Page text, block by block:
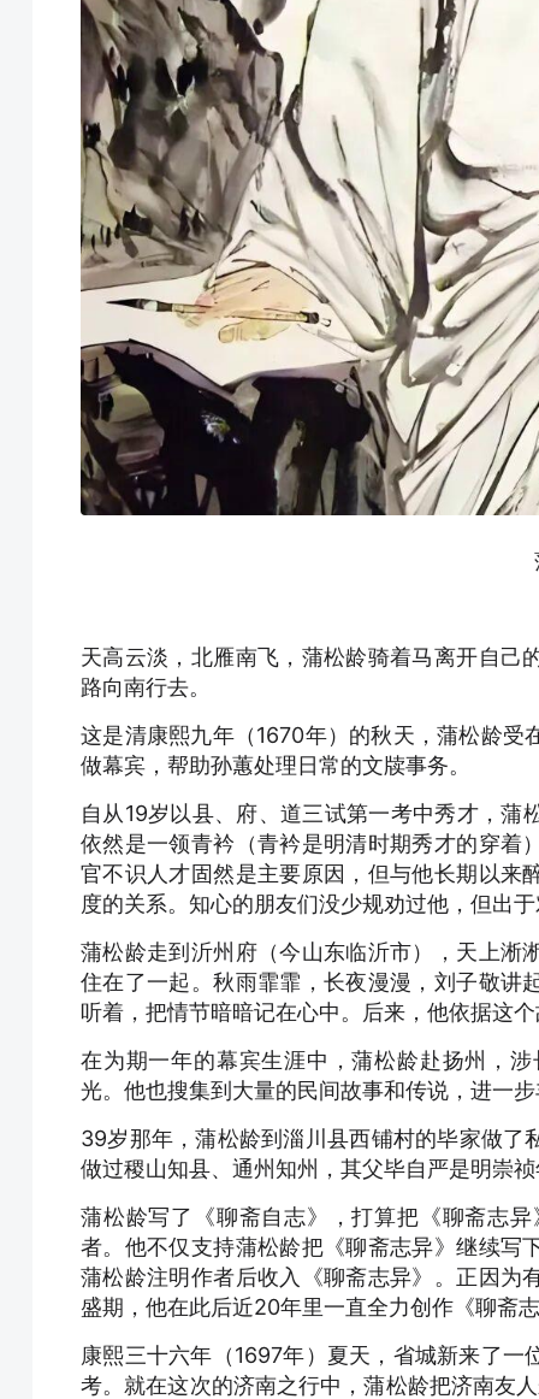
天高云淡，北雁南飞，蒲松龄骑着马离开自己
路向南行去。
这是清康熙九年（1670年）的秋天，蒲松龄
做幕宾，帮助孙蕙处理日常的文牍事务。
自从19岁以县、府、道三试第一考中秀才，
依然是一领青衿（青衿是明清时期秀才的穿着
官不识人才固然是主要原因，但与他长期以来
度的关系。知心的朋友们没少规劝过他，但出
蒲松龄走到沂州府（今山东临沂市），天上淅
住在了一起。秋雨霏霏，长夜漫漫，刘子敬讲
听着，把情节暗暗记在心中。后来，他依据这
在为期一年的幕宾生涯中，蒲松龄赴扬州，
光。他也搜集到大量的民间故事和传说，进一
39岁那年，蒲松龄到淄川县西铺村的毕家做
做过稷山知县、通州知州，其父毕自严是明崇
蒲松龄写了《聊斋自志》，打算把《聊斋志
者。他不仅支持蒲松龄把《聊斋志异》继续写
蒲松龄注明作者后收入《聊斋志异》。正因为
盛期，他在此后近20年里一直全力创作《聊斋
康熙三十六年（1697年）夏天，省城新来了
考。就在这次的济南之行中，蒲松龄把济南友